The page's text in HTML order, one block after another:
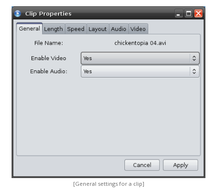
[General settings for a clip]